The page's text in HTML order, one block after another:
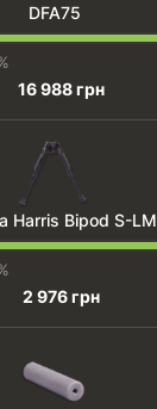
DFA75
16 988 грн
Harris Bipod S-LM
2 976 грн